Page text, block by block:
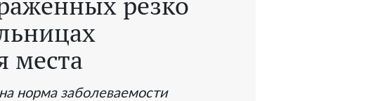
места
норма заболеваемости